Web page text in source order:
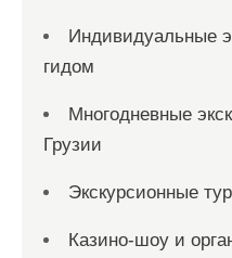
Индивидуальные
гидом
Многодневные
Грузии
Экскурсионные
Казино-шоу и